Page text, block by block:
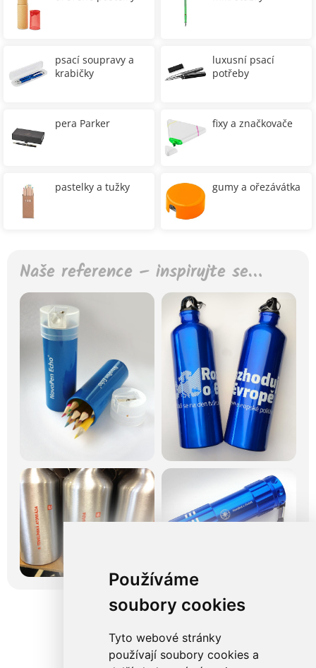
Používáme
soubory cookies
Tyto webové stránky
používají soubory cookies a
psací soupravy a
krabičky
luxusní psací
potřeby
pera Parker fixy a značkovače
pastelky a tužky gumy a ořezávátka
Naše reference – inspirujte se…